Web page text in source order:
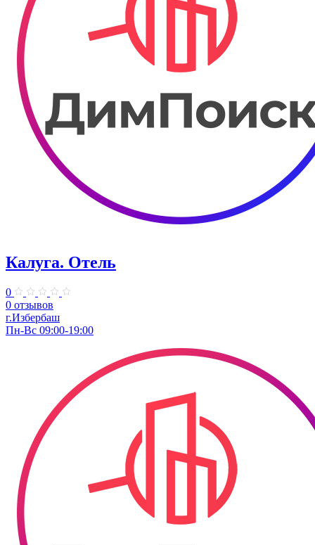
Калуга. Отель
0
0 отзывов
г.Избербаш
Пн-Вс 09:00-19:00